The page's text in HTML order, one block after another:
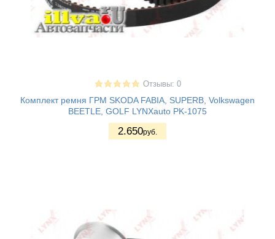
Отзывы: 0
Комплект ремня ГРМ SKODA FABIA, SUPERB, Volkswagen
BEETLE, GOLF LYNXauto PK-1075
2.650руб.